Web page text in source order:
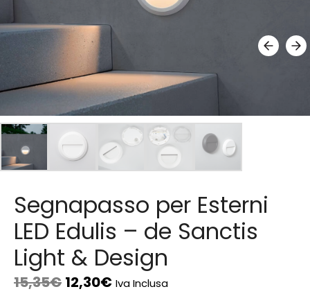
Segnapasso per Esterni
LED Edulis – de Sanctis
Light & Design
15,35€ 12,30€ Iva Inclusa